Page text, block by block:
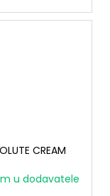
CREAM
u dodavatele